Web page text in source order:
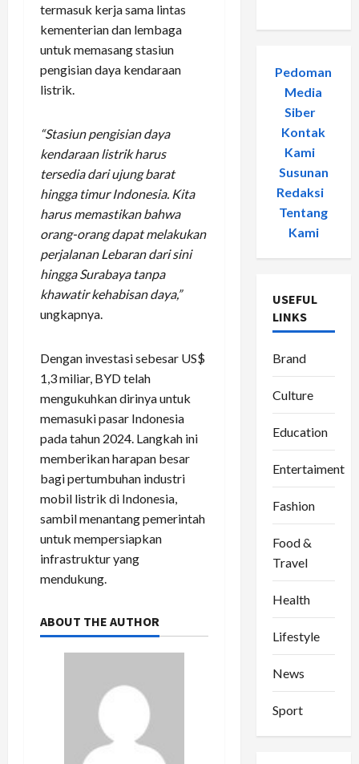
termasuk kerja sama lintas
kementerian dan lembaga
untuk memasang stasiun
pengisian daya kendaraan
listrik.
“Stasiun pengisian daya
kendaraan listrik harus
tersedia dari ujung barat
hingga timur Indonesia. Kita
harus memastikan bahwa
orang-orang dapat melakukan
perjalanan Lebaran dari sini
hingga Surabaya tanpa
khawatir kehabisan daya,”
ungkapnya.
Dengan investasi sebesar US$
1,3 miliar, BYD telah
mengukuhkan dirinya untuk
memasuki pasar Indonesia
pada tahun 2024. Langkah ini
memberikan harapan besar
bagi pertumbuhan industri
mobil listrik di Indonesia,
sambil menantang pemerintah
untuk mempersiapkan
infrastruktur yang
mendukung.
ABOUT THE AUTHOR
Pedoman
Media
Siber-
Kontak
Kami
Susunan
Redaksi-
Tentang
Kami
USEFUL
LINKS
Brand
Culture
Education
Entertaiment
Fashion
Food &
Travel
Health
Lifestyle
News
Sport